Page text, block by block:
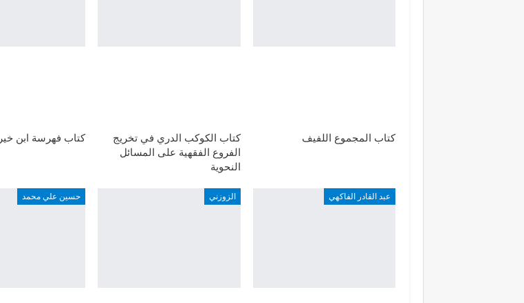
كتاب المجموع اللفيف
كتاب الكوكب الدري في تخريج
الفروع الفقهية على المسائل
النحوية
كتاب فهرسة ابن خير
عبد القادر الفاكهي الزوزني حسين علي محمد